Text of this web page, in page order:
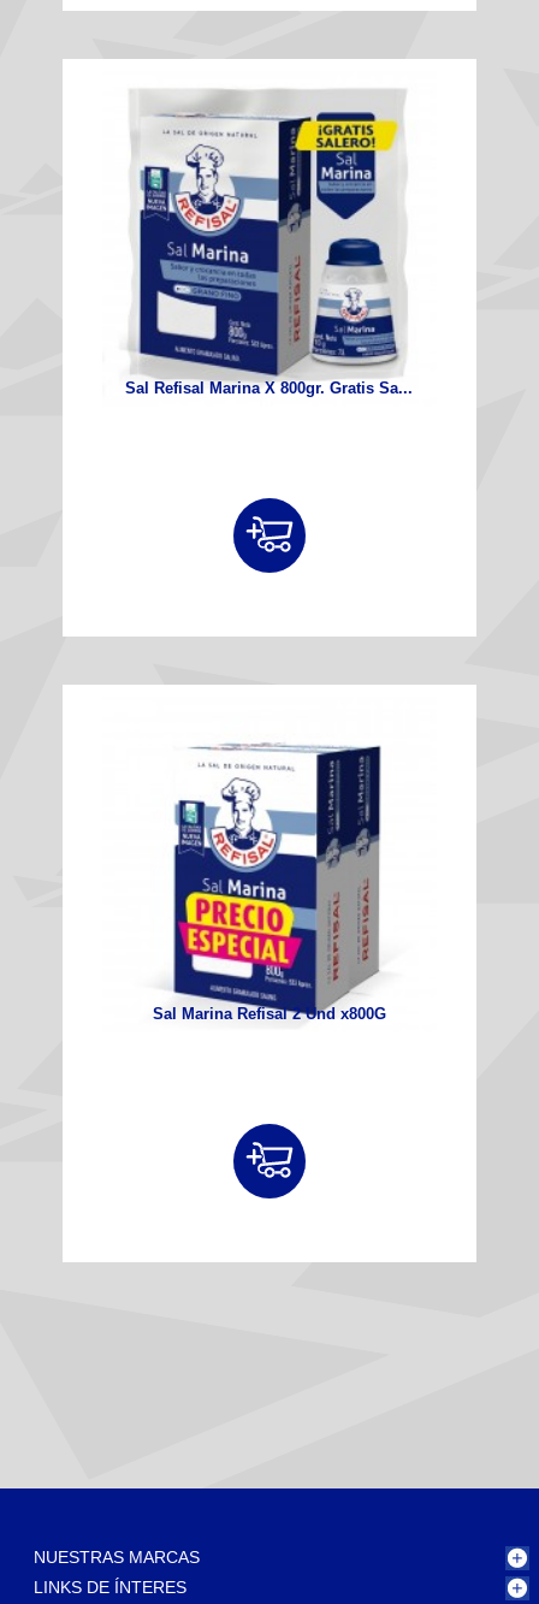
Sal Refisal Marina X 800gr. Gratis Sa...
Sal Marina Refisal 2 Und x800G
NUESTRAS MARCAS
LINKS DE ÍNTERES